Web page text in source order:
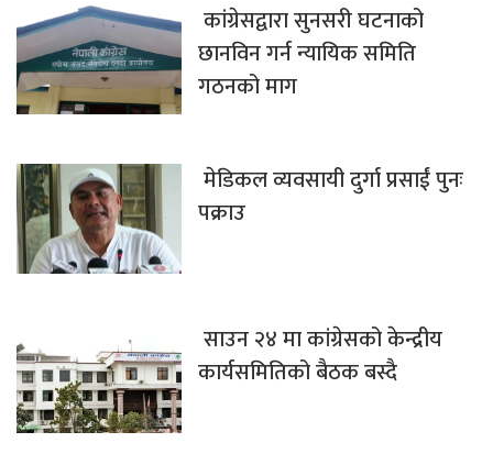
कांग्रेसद्वारा सुनसरी घटनाको
छानविन गर्न न्यायिक समिति
गठनको माग
मेडिकल व्यवसायी दुर्गा प्रसाईं पुनः
पक्राउ
साउन २४ मा कांग्रेसको केन्द्रीय
कार्यसमितिको बैठक बस्दै